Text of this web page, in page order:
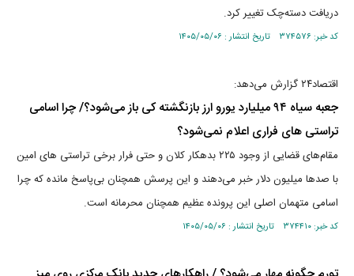
دریافت دسته‌چک تغییر کرد.
کد خبر: ۳۷۴۵۷۶ تاریخ انتشار : ۱۴۰۵/۰۵/۰۶
اقتصاد۲۴ گزارش می‌دهد:
جعبه‌ سیاه ۹۴ میلیارد یورو ارز بازنگشته کی باز می‌شود؟/ چرا اسامی
تراستی‌ های فراری اعلام نمی‌شود؟
مقام‌های قضایی از وجود ۲۲۵ بدهکار کلان و حتی فرار برخی تراستی‌ های امین
با صد‌ها میلیون دلار خبر می‌دهند و این پرسش همچنان بی‌پاسخ مانده که چرا
اسامی متهمان اصلی این پرونده عظیم همچنان محرمانه است.
کد خبر: ۳۷۴۴۱۰ تاریخ انتشار : ۱۴۰۵/۰۵/۰۶